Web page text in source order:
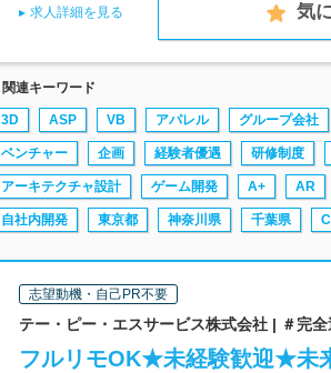
求人詳細を見る 気
関連キーワード
3D ASP VB アパレル グループ会社
ベンチャー 企画 経験者優遇 研修制度
アーキテクチャ設計 ゲーム開発 A+ AR
自社内開発 東京都 神奈川県 千葉県
志望動機・自己PR不要
テー・ピー・エスサービス株式会社 | ＃完
フルリモOK★未経験歓迎★未